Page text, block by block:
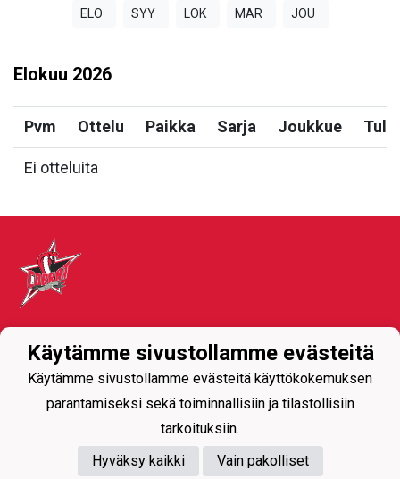
ELO SYY LOK MAR JOU
Elokuu 2026
Pvm Ottelu Paikka Sarja Joukkue
Ei otteluita
Powered by
Käytämme sivustollamme evästeitä
Käytämme sivustollamme evästeitä käyttökokemuksen
parantamiseksi sekä toiminnallisiin ja tilastollisiin
tarkoituksiin.
Hyväksy kaikki
Vain pakolliset